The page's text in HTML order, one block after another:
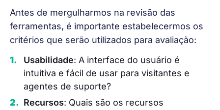
Antes de mergulharmos na revisão das
ferramentas, é importante estabelecermos os
critérios que serão utilizados para avaliação:
Usabilidade: A interface do usuário é
intuitiva e fácil de usar para visitantes e
agentes de suporte?
Recursos: Quais são os recursos